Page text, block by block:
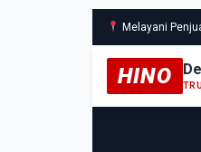
Melayani
HINO